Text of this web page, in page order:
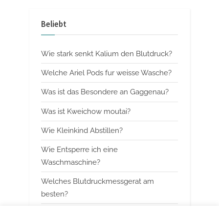
o
s
t
Beliebt
Wie stark senkt Kalium den Blutdruck?
Welche Ariel Pods fur weisse Wasche?
Was ist das Besondere an Gaggenau?
Was ist Kweichow moutai?
Wie Kleinkind Abstillen?
Wie Entsperre ich eine
Waschmaschine?
Welches Blutdruckmessgerat am
besten?